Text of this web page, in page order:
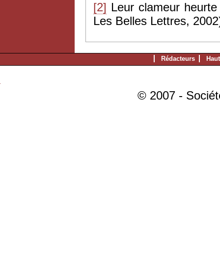
[2] Leur clameur
Les Belles Lettres,
Rédacteurs
© 2007 -